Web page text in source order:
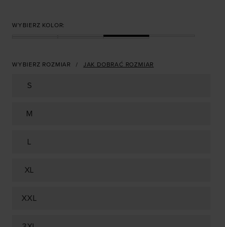
WYBIERZ KOLOR:
WYBIERZ ROZMIAR JAK DOBRAĆ ROZMIAR
S
M
L
XL
XXL